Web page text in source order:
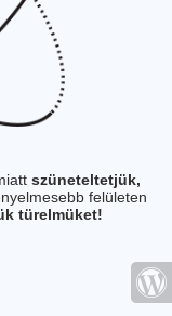
szüneteltetjük,
felületen
türelmüket!